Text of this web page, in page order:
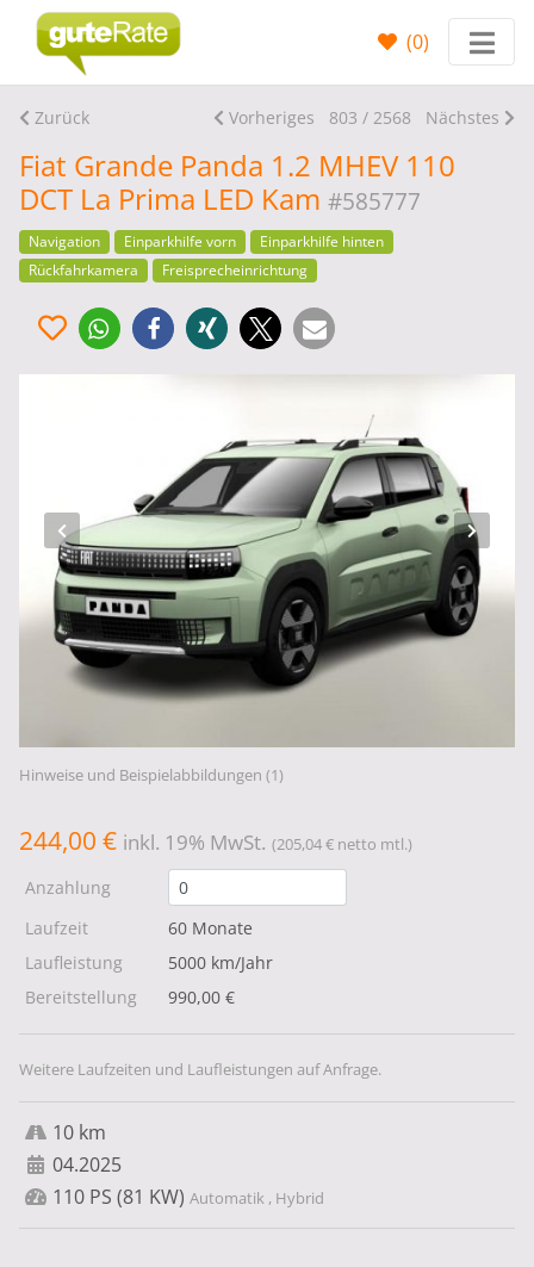
(0)
Zurück Vorheriges 803 / 2568 Nächstes
Fiat Grande Panda 1.2 MHEV 110
DCT La Prima LED Kam #585777
Navigation Einparkhilfe vorn
Einparkhilfe hinten
Rückfahrkamera
Freisprecheinrichtung
Hinweise und Beispielabbildungen (1)
244,00 € inkl. 19% MwSt. (205,04 € netto mtl.)
Anzahlung
Laufzeit
60 Monate
Laufleistung
5000 km/Jahr
Bereitstellung
990,00 €
Weitere Laufzeiten und Laufleistungen auf Anfrage.
10 km
04.2025
110 PS (81 KW) Automatik , Hybrid